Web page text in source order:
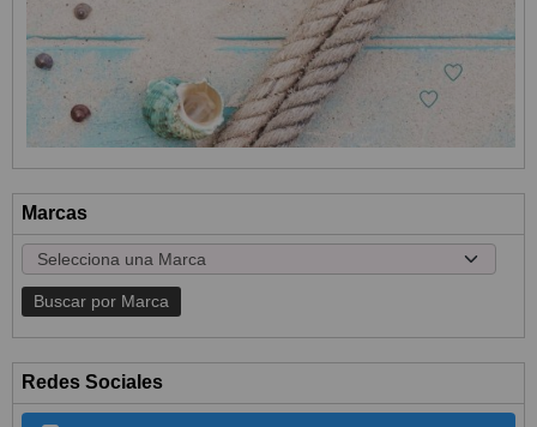
Marcas
Redes Sociales